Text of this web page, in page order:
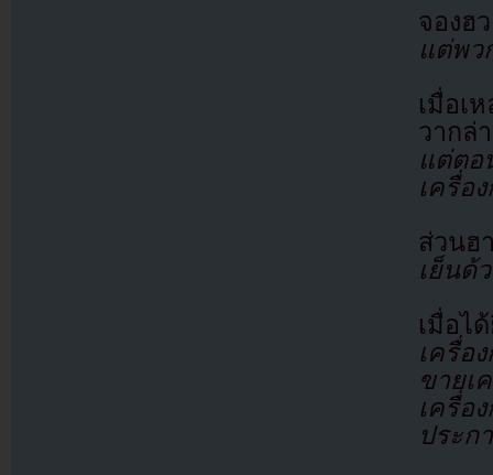
จองฮ
แต่พว
เมื่อเ
วาก
แต่ตอ
เครื่อ
ส่วน
เย็นด้
เมื่อไ
เครื่อ
ขายเ
เครื่อ
ประก